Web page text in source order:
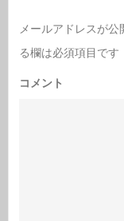
メールアドレスが公
る欄は必須項目です
コメント